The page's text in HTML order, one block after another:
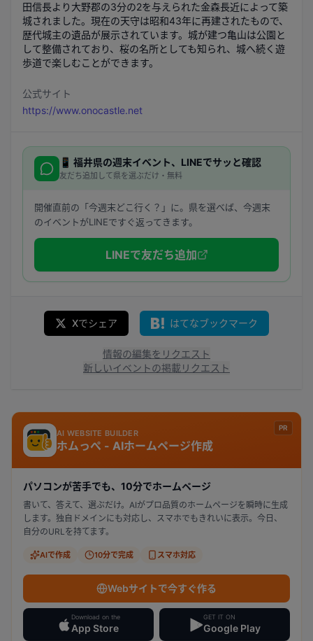
田信長より大野郡の3分の2を与えられた金森長近によって築
城されました。現在の天守は昭和43年に再建されたもので、
歴代城主の遺品が展示されています。城が建つ亀山は公園と
して整備されており、桜の名所としても知られ、城へ続く遊
歩道で楽しむことができます。
公式サイト
https://www.onocastle.net
📱 福井県の週末イベント、LINEでサッと確認
友だち追加して県を選ぶだけ・無料
開催直前の「今週末どこ行く？」に。県を選べば、今週末
のイベントがLINEですぐ返ってきます。
LINEで友だち追加
Xでシェア はてなブックマーク
情報の編集をリクエスト
新しいイベントの掲載リクエスト
PR
AI WEBSITE BUILDER
ホムっぺ - AIホームページ作成
パソコンが苦手でも、10分でホームページ
書いて、答えて、選ぶだけ。AIがプロ品質のホームページを瞬時に生成
します。独自ドメインにも対応し、スマホでもきれいに表示。今日、
自分のURLを持てます。
AIで作成 10分で完成 スマホ対応
Webサイトで今すぐ作る
Download on the
App Store
GET IT ON
Google Play